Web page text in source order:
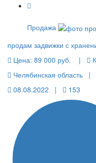
Продажа
продам задвижки с
Цена: 89 000 руб. |
Челябинская область |
08.08.2022 |
153